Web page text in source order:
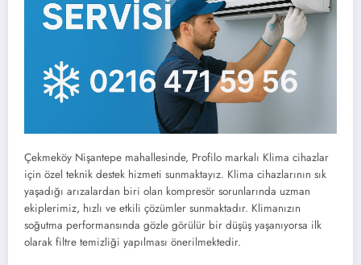
Çekmeköy Nişantepe mahallesinde, Profilo markalı Klima cihazlar
için özel teknik destek hizmeti sunmaktayız. Klima cihazlarının sık
yaşadığı arızalardan biri olan kompresör sorunlarında uzman
ekiplerimiz, hızlı ve etkili çözümler sunmaktadır. Klimanızın
soğutma performansında gözle görülür bir düşüş yaşanıyorsa ilk
olarak filtre temizliği yapılması önerilmektedir.